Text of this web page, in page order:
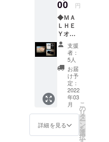
ターン
介」欄
添付画
像等の
アイテ
ムの中
からの
ランダ
ムなセ
レク
ション
を予定
してお
ります
ので、
パック
※蓮珈琲
様から
の応援
コラボ
リター
ン品で
す。 ※
画像は
イメー
ジで
す。食
品表示
につき
まして
は、本
00 円
◆ＭＡ
ＬＨＥ
Ｙオー
ナーか
らのス
ペシャ
ルサン
クスレ
ター ◆
ＭＡＬ
ＨＥＹ
オリジ
ナルタ
オル ◆
ＭＡＬ
支援
者：
5人
お届
け予
定：
2022
年03
月
詳細を見る
こ
の
リ
タ
ー
ン
を
選
択